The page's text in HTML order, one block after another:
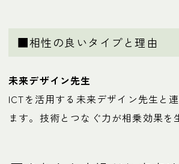
■相性の良いタイプと理由
未来デザイン先生
ICTを活用する未来デザイン先生と
ます。技術とつなぐ力が相乗効果を